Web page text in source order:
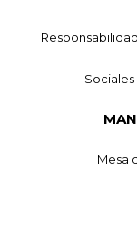
Sociales
Mesa